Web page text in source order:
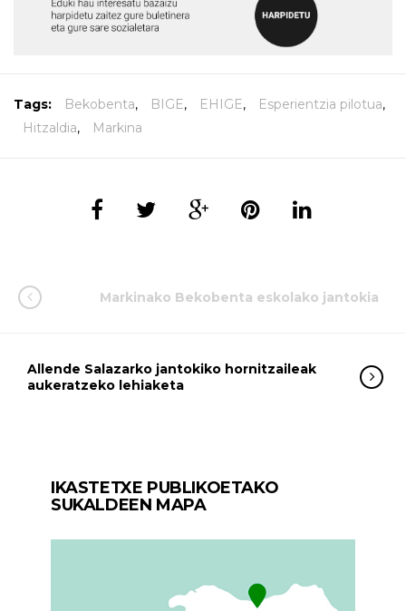
Tags: Bekobenta, BIGE, EHIGE, Esperientzia pilotua,
Hitzaldia, Markina
Markinako Bekobenta eskolako jantokia
Allende Salazarko jantokiko hornitzaileak
aukeratzeko lehiaketa
IKASTETXE PUBLIKOETAKO
SUKALDEEN MAPA